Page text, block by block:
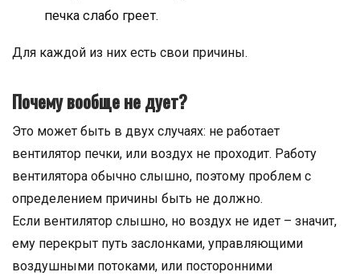
печка слабо греет.
Для каждой из них есть свои причины.
Почему вообще не дует?
Это может быть в двух случаях: не работает
вентилятор печки, или воздух не проходит. Работу
вентилятора обычно слышно, поэтому проблем с
определением причины быть не должно.
Если вентилятор слышно, но воздух не идет – значит,
ему перекрыт путь заслонками, управляющими
воздушными потоками, или посторонними